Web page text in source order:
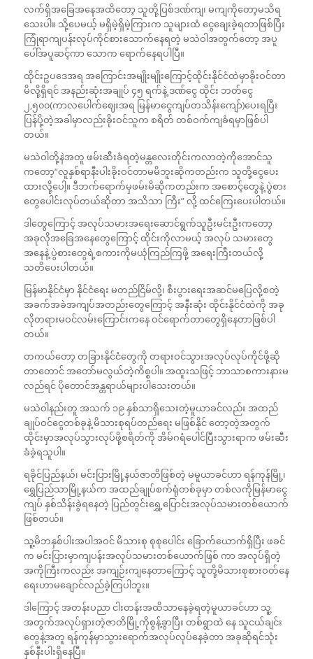
လက်ရှိအခြေအနေအထိတော့ သူတို့ပြစ်ဒဏ်ကျ၊ မကျကိုတော့မသိရ
သေးပါ။ သို့ပေမယ့် မရှိမဲ့ရှိမဲ့ကြားက သူများထံ ငွေချေးခဲ့ရတာဖြစ်ပြီး
ကြုံရာကျပန်းလုပ်ကိုင်စားသောက်နေရတဲ့ မသဲဝါအတွက်တော့ အပူ
ပေါ်အပူဆင့်ကာ သောက ရောက်နေရပါပြီ။
ထိုင်းဥပဒေအရ အကြောင်းအမျိုးမျိုးကြောင့်ထိုင်းနိုင်ငံထဲမှာခိုးဝင်တာ
မိလို့ရှိရင် အနည်းဆုံးအချုပ် ၄၅ ရက်နဲ့ ဒဏ်ငွေ ထိုင်း ဘတ်ငွေ
၂,၅၀၀(ကာလပေါက်ဈေးအရ မြန်မာငွေကျပ်တသိန်းကျော်)ပေးရပြီး
ပြန်ပို့တဲ့အခါမှာလည်းခိုးဝင်သူက စရိတ် တစ်ဝက်ကျခံရမှာဖြစ်ပါ
တယ်။
မသဲဝါတို့နဲအတူ ဖမ်းဆီးခံရတဲ့မန္တလေးတိုင်းကလာတဲ့ကိုအောင်သူ
ကတော့“လူနှစ်ရာနီးပါးခိုးဝင်တာမမိဘူးဆိုကတည်းက သူတို့ငွေပေး
ထားလို့ပေါ့။ ဒီဘက်ရောက်မှဖမ်းမိဆိုကတည်းက အစောင့်တွေနဲ့ ပွဲစား
တွေပေါင်းလုပ်တယ်ဆိုတာ အသိသာ ကြီး” လို့ ထင်ကြေးပေးပါတယ်။
ဒါတွေကြောင့် အလုပ်သမားအရေးဆောင်ရွက်သူဦးမင်းဦးကတော့
အခုလိုအခြေအနေတွေကြောင့် ထိုင်းကိုလာမယ့် အလုပ် သမားတွေ
အနေနဲ့ ပွဲစားတွေရဲ့စကားကိုမယုံကြည်ကြဖို့ အရေးကြီးတယ်လို့
သတိပေးပါတယ်။
မြန်မာနိုင်ငံမှာ နိုင်ငံရေး မတည်ငြိမ်လို့၊ စီးပွားရေးအဆင်မပြေလို့စတဲ့
အခက်အခဲအကျပ်အတည်းတွေကြောင့် အနီးဆုံး ထိုင်းနိုင်ငံထဲကို အခု
လိုတရားမဝင်လမ်းကြောင်းကနေ ဝင်ရောက်တာတွေရှိနေတာဖြစ်ပါ
တယ်။
တကယ်တော့ တခြားနိုင်ငံတွေကို တရားဝင်သွားအလုပ်လုပ်ကိုင်ဖို့ဆို
တာတောင် အတော်မလွယ်တဲ့ကိစ္စပါ။ အထူးသဖြင့် ဘာသာစကားနားမ
လည်ရင် ပိုတောင်အန္တရာယ်များပါသေးတယ်။
မသဲဝါနည်းတူ အသက် ၁၉ နှစ်သာရှိသေးတဲ့မူယာခင်လည်း အထည်
ချုပ်ဝင်ငွေတစ်ခုနဲ့ မိသားစုရပ်တည်ရေး မဖြစ်နိုင် တော့တဲ့အတွက်
ထိုင်းမှာအလုပ်သွားလုပ်ဖို့စရိတ်ကို အိမ်ဂရံပေါင်ပြီးသွားရာက ဖမ်းဆီး
ခံခဲ့ရသူပါ။
ရခိုင်ပြည်နယ်၊ မင်းပြားမြို့နယ်ဇာတိဖြစ်တဲ့ မမူယာခင်ဟာ ရန်ကုန်မြို့၊
ရွှေပြည်သာမြို့နယ်က အထည်ချုပ်စက်ရုံတစ်ခုမှာ တစ်လကိုမြန်မာငွေ
ကျပ် နှစ်သိန်းခွဲရနေတဲ့ ပြည်တွင်းရွှေ့ပြောင်းအလုပ်သမားတစ်ယောက်
ဖြစ်တယ်။
သူ့မိဘနှစ်ပါးအပါအဝင် မိသားစု စုစုပေါင်း ခြောက်ယောက်ရှိပြီး ဖခင်
က မင်းပြားမှာကျပန်းအလုပ်သမားတစ်ယောက်ဖြစ် ကာ အလုပ်ရှိတဲ့
အကိုကြီးကလည်း အကျဉ်းကျနေတာကြောင့် သူတို့မိသားစုစားဝတ်နေ
ရေးဟာမချောင်လည်ခဲ့ကြပါဘူး။
ဒါကြောင့် အတန်းပညာ ငါးတန်းအထိသာနေခဲ့ရတဲ့မူယာခင်ဟာ သူ့
အတွက်အလုပ်ရှားတဲ့ဇာတိမြို့ကိုစွန့်ခွာပြီး တစ်ရွာထဲ နေ သူငယ်ချင်း
တွေနဲ့အတူ ရန်ကုန်မှာသွားရောက်အလုပ်လုပ်နေခဲ့တာ အခုဆိုရင်သုံး
နှစ်နီးပါးရှိနေပြီ။